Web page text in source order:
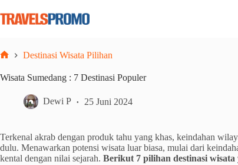
to
content
Destinasi Wisata Pilihan
Wisata Sumedang : 7 Destinasi Populer
Dewi P 25 Juni 2024
Terkenal akrab dengan produk tahu yang khas, keindahan
dulu. Menawarkan potensi wisata luar biasa, mulai dari
kental dengan nilai sejarah. Berikut 7 pilihan destinasi